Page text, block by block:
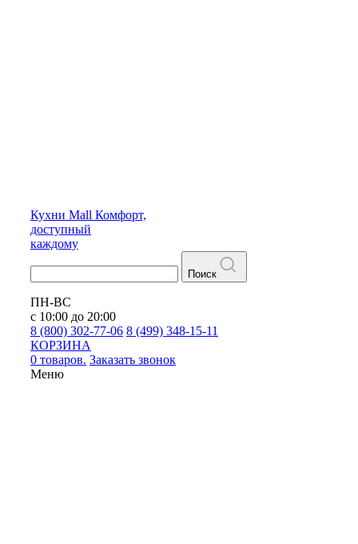
Кухни Mall Комфорт,
доступный
каждому
Поиск
ПН-ВС
с 10:00 до 20:00
8 (800) 302-77-06 8 (499) 348-15-11
КОРЗИНА
0 товаров. Заказать звонок
Меню